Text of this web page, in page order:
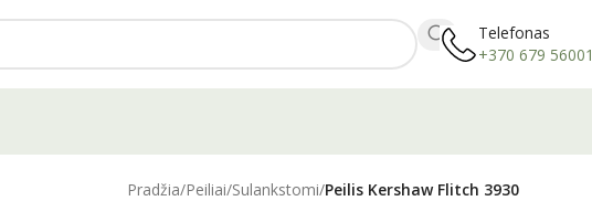
Telefonas
+370 679 56001
Pradžia/Peiliai/Sulankstomi/Peilis Kershaw Flitch 3930